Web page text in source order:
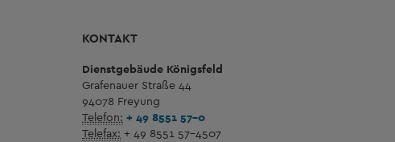
KONTAKT
Dienstgebäude Königsfeld
Grafenauer Straße 44
94078 Freyung
Telefon: + 49 8551 57-0
Telefax: + 49 8551 57-4507